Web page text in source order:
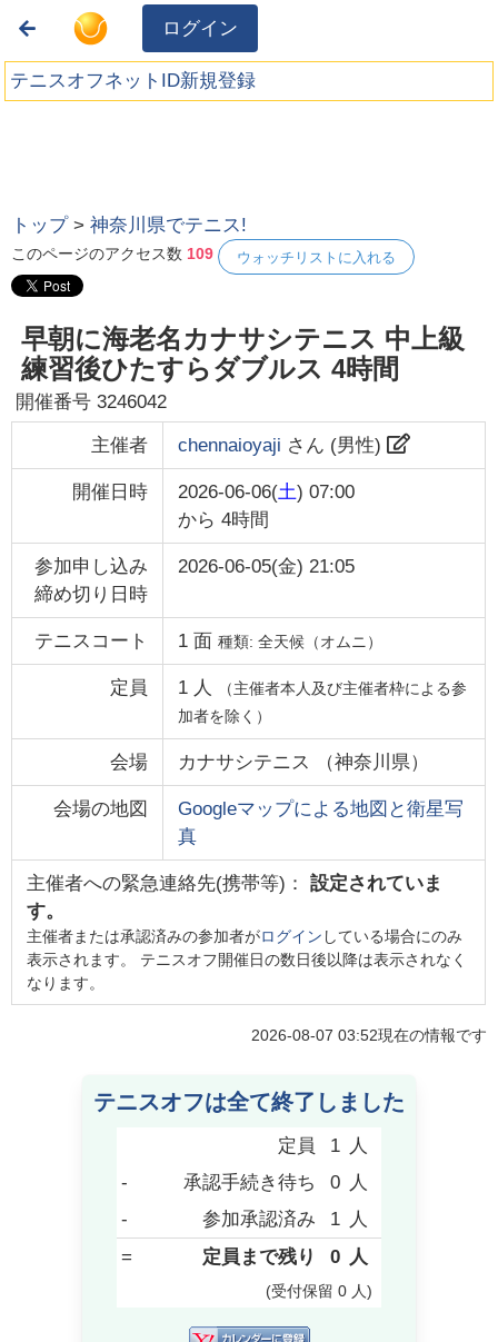
ログイン
テニスオフネットID新規登録
トップ >神奈川県でテニス!
このページのアクセス数 109 ウォッチリストに入れる
早朝に海老名カナサシテニス 中上級
練習後ひたすらダブルス 4時間
開催番号3246042
主催者 chennaioyaji さん (男性)
開催日時 2026-06-06(土) 07:00
から 4時間
参加申し込み
締め切り日時
2026-06-05(金) 21:05
テニスコート 1面 種類: 全天候（オムニ）
定員 1 人
（主催者本人及び主催者枠による参
加者を除く）
会場 カナサシテニス （神奈川県）
会場の地図
Googleマップによる地図と衛星写
真
主催者への緊急連絡先(携帯等)： 設定されていま
す。
主催者または承認済みの参加者がログイン している場合にのみ
表示されます。 テニスオフ開催日の数日後以降は表示されなく
なります。
2026-08-07 03:52現在の情報です
テニスオフは全て終了しました
定員 1 人
-
承認手続き待ち 0 人
-
参加承認済み 1 人
=
定員まで残り 0 人
(受付保留 0 人)